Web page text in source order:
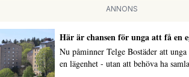
ANNONS
Här är chansen för unga att få en
Nu påminner Telge Bostäder att
en lägenhet - utan att behöva ha